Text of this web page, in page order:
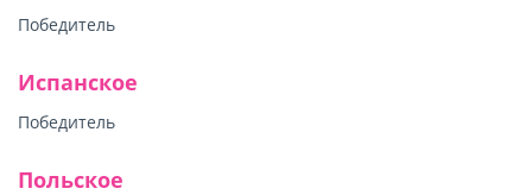
Победитель
Испанское
Победитель
Польское